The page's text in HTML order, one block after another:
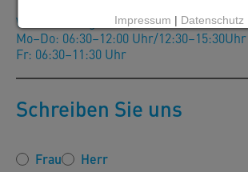
Werk Sierning:
Mo–Do: 06:30–12:00 Uhr/12:30–15:30Uhr
Fr: 06:30–11:30 Uhr
Schreiben Sie uns
Frau Herr
Impressum | Datenschutz